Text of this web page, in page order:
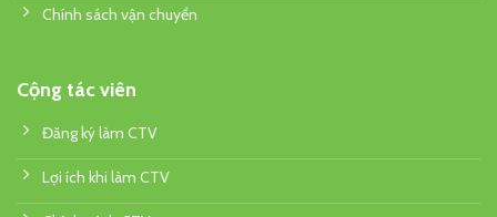
Chính sách vận chuyển
Cộng tác viên
Đăng ký làm CTV
Lợi ích khi làm CTV